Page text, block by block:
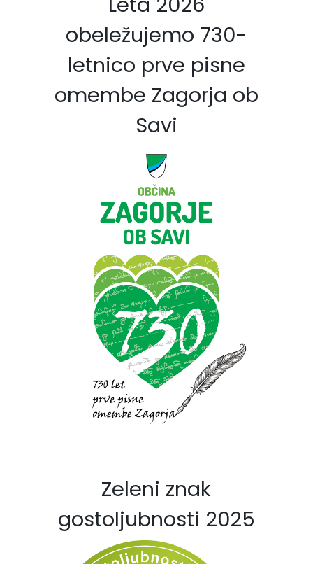
obeležujemo 730-
letnico prve pisne
omembe Zagorja ob
Savi
Zeleni znak
gostoljubnosti 2025